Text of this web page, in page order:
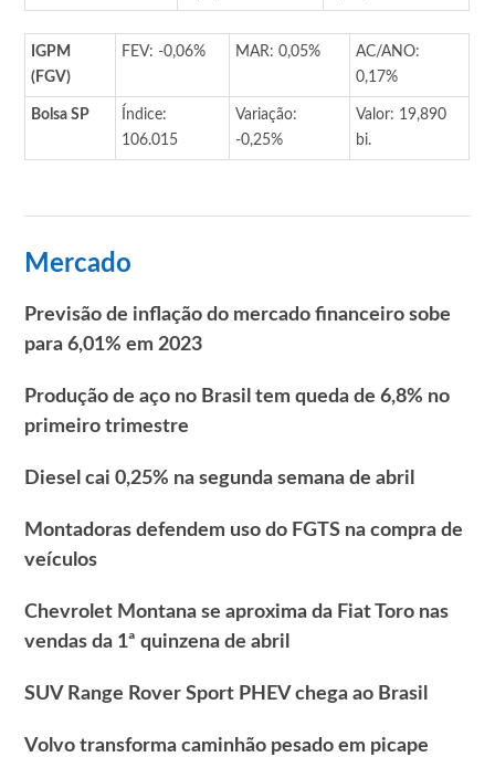
IGPM
(FGV)
FEV: -0,06% MAR: 0,05%
AC/ANO:
0,17%
Bolsa SP
Índice:
106.015
Variação:
-0,25%
Valor: 19,890
bi.
Mercado
Previsão de inflação do mercado financeiro sobe
para 6,01% em 2023
Produção de aço no Brasil tem queda de 6,8% no
primeiro trimestre
Diesel cai 0,25% na segunda semana de abril
Montadoras defendem uso do FGTS na compra de
veículos
Chevrolet Montana se aproxima da Fiat Toro nas
vendas da 1ª quinzena de abril
SUV Range Rover Sport PHEV chega ao Brasil
Volvo transforma caminhão pesado em picape